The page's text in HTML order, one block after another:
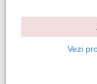
Vezi